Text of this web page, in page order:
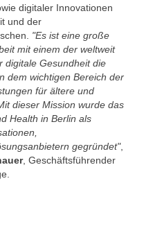
digitaler Innovationen
und der
"Es ist eine große
mit einem der weltweit
digitale Gesundheit die
dem wichtigen Bereich der
für ältere und
dieser Mission wurde das
Health in Berlin als
gegründet",
, Geschäftsführender